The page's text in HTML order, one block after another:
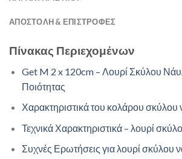
ΑΠΟΣΤΟΛΉ & ΕΠΙΣΤΡΟΦΈΣ
Πίνακας Περιεχομένων
Get M 2 x 120cm – Λουρί Σκύλου
Ποιότητας
Χαρακτηριστικά του κολάρου σκύλου
Τεχνικά Χαρακτηριστικά – λουρί
Συχνές Ερωτήσεις για λουρί σκύλου